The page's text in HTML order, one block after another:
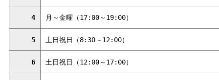
4 月～金曜（17:00～19:00）
5 土日祝日（8:30～12:00）
6 土日祝日（12:00～17:00）